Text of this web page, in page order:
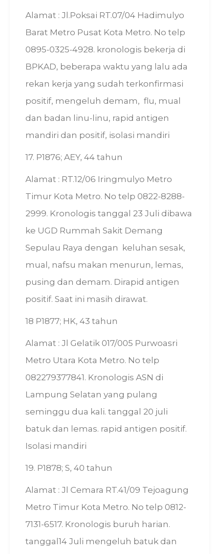
Alamat : Jl.Poksai RT.07/04 Hadimulyo
Barat Metro Pusat Kota Metro. No telp
0895-0325-4928. kronologis bekerja di
BPKAD, beberapa waktu yang lalu ada
rekan kerja yang sudah terkonfirmasi
positif, mengeluh demam, flu, mual
dan badan linu-linu, rapid antigen
mandiri dan positif, isolasi mandiri
17. P1876; AEY, 44 tahun
Alamat : RT.12/06 Iringmulyo Metro
Timur Kota Metro. No telp 0822-8288-
2999. Kronologis tanggal 23 Juli dibawa
ke UGD Rummah Sakit Demang
Sepulau Raya dengan keluhan sesak,
mual, nafsu makan menurun, lemas,
pusing dan demam. Dirapid antigen
positif. Saat ini masih dirawat.
18 P1877; HK, 43 tahun
Alamat : Jl Gelatik 017/005 Purwoasri
Metro Utara Kota Metro. No telp
082279377841. Kronologis ASN di
Lampung Selatan yang pulang
seminggu dua kali. tanggal 20 juli
batuk dan lemas. rapid antigen positif.
Isolasi mandiri
19. P1878; S, 40 tahun
Alamat : Jl Cemara RT.41/09 Tejoagung
Metro Timur Kota Metro. No telp 0812-
7131-6517. Kronologis buruh harian.
tanggal14 Juli mengeluh batuk dan